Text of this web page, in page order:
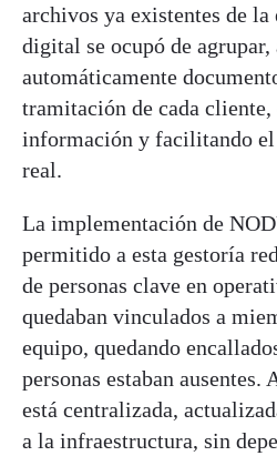
archivos ya existentes de la
digital se ocupó de
automáticamente
tramitación de cada
información y facilitando el
real.
La implementación de
permitido a esta gestoría
de personas clave en
quedaban vinculados a
equipo, quedando
personas estaban
está centralizada,
a la infraestructura, sin